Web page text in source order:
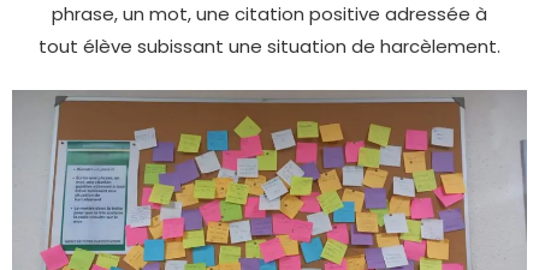
phrase, un mot, une citation positive adressée à
tout élève subissant une situation de harcèlement.